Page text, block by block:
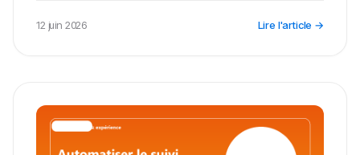
12 juin 2026 Lire l'article →